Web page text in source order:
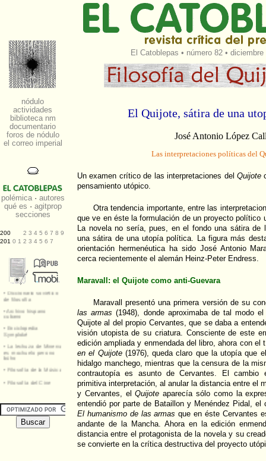
El Catoblepas • número 82 • diciembre
El Quijote, sátira de una
José Antonio López
Las interpretaciones políticas del
Un examen crítico de las interpretaciones del Quijote
pensamiento utópico.
Otra tendencia importante, entre las
que ve en éste la formulación de un proyecto
La novela no sería, pues, en el fondo una sátira de
una sátira de una utopía política. La figura más
orientación hermenéutica ha sido José Antonio
cerca recientemente el alemán Heinz-Peter Endress.
Maravall: el Quijote como anti-Guevara
Maravall presentó una primera versión de su
las armas (1948), donde aproximaba de tal modo
Quijote al del propio Cervantes, que se daba a
visión utopista de su criatura. Consciente de este
edición ampliada y enmendada del libro, ahora con el
en el Quijote(1976), queda claro que la utopía que
hidalgo manchego, mientras que la censura de la
contrautopía es asunto de Cervantes. El cambio
primitiva interpretación, al anular la distancia entre el
y Cervantes, elQuijote aparecía sólo como la
entendió por parte de Bataillon y Menéndez Pidal, el
El humanismo de las armas que en éste Cervantes
andante de la Mancha. Ahora en la edición
distancia entre el protagonista de la novela y su
se convierte en la crítica destructiva del proyecto